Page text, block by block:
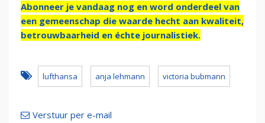
Abonneer je vandaag nog en word onderdeel van
een gemeenschap die waarde hecht aan kwaliteit,
betrouwbaarheid en échte journalistiek.
lufthansa anja lehmann victoria bubmann
Verstuur per e-mail